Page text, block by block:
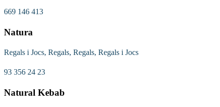
669 146 413
Natura
Regals i Jocs, Regals, Regals, Regals i Jocs
93 356 24 23
Natural Kebab